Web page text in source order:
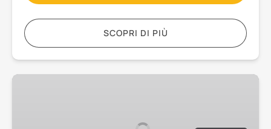
SCOPRI DI PIÙ
Pompei